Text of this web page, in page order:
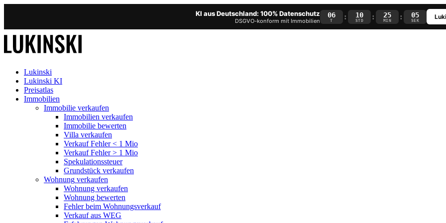
KI aus Deutschland: 100% Datenschutz
DSGVO-konform mit Immobilien
06
T : 10
STD : 25
MIN : 05
SEK
Lukinski
Lukinski KI
Preisatlas
Immobilien
Immobilie verkaufen
Immobilien verkaufen
Immobilie bewerten
Villa verkaufen
Verkauf Fehler < 1 Mio
Verkauf Fehler > 1 Mio
Spekulationssteuer
Grundstück verkaufen
Wohnung verkaufen
Wohnung verkaufen
Wohnung bewerten
Fehler beim Wohnungsverkauf
Verkauf aus WEG